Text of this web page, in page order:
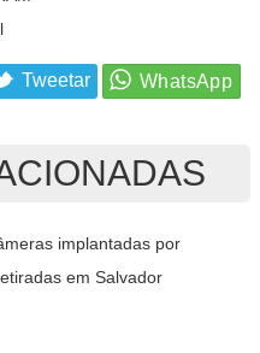
Tweetar
implantadas por
em Salvador